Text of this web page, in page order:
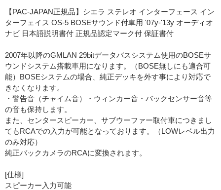
【PAC-JAPAN正規品】シエラ ステレオ インターフェース イン
ターフェイス OS-5 BOSEサウンド付車用 '07y-'13y オーディオ
ナビ 日本語説明書付 正規品認定マーク付 保証書付
2007年以降のGMLAN 29bitデータバスシステム使用のBOSEサ
ウンドシステム搭載車用になります。（BOSE無しにも適合可
能）BOSEシステムの場合、純正デッキを外す事により対応で
きなくなります。
・警告音（チャイム音）・ウィンカー音・バックセンサー音等
の音も保持します。
また、センタースピーカー、サブウーファー取付車につきまし
てもRCAでの入力が可能となっております。（LOWレベル出力
のみ対応）
純正バックカメラのRCAに変換されます。
[仕様]
スピーカー入力可能